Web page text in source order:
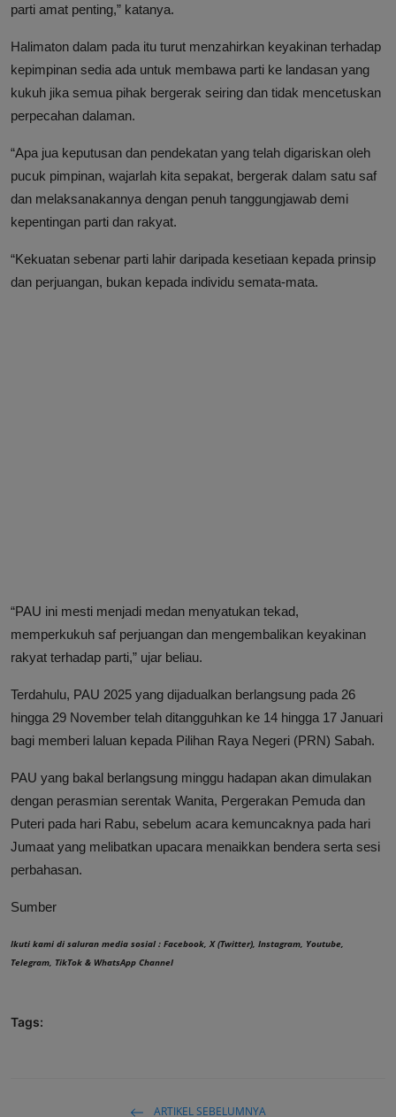
parti amat penting,” katanya.
Halimaton dalam pada itu turut menzahirkan keyakinan terhadap
kepimpinan sedia ada untuk membawa parti ke landasan yang
kukuh jika semua pihak bergerak seiring dan tidak mencetuskan
perpecahan dalaman.
“Apa jua keputusan dan pendekatan yang telah digariskan oleh
pucuk pimpinan, wajarlah kita sepakat, bergerak dalam satu saf
dan melaksanakannya dengan penuh tanggungjawab demi
kepentingan parti dan rakyat.
“Kekuatan sebenar parti lahir daripada kesetiaan kepada prinsip
dan perjuangan, bukan kepada individu semata-mata.
“PAU ini mesti menjadi medan menyatukan tekad,
memperkukuh saf perjuangan dan mengembalikan keyakinan
rakyat terhadap parti,” ujar beliau.
Terdahulu, PAU 2025 yang dijadualkan berlangsung pada 26
hingga 29 November telah ditangguhkan ke 14 hingga 17 Januari
bagi memberi laluan kepada Pilihan Raya Negeri (PRN) Sabah.
PAU yang bakal berlangsung minggu hadapan akan dimulakan
dengan perasmian serentak Wanita, Pergerakan Pemuda dan
Puteri pada hari Rabu, sebelum acara kemuncaknya pada hari
Jumaat yang melibatkan upacara menaikkan bendera serta sesi
perbahasan.
Sumber
Ikuti kami di saluran media sosial : Facebook X (Twitter) Instagram Youtube
Telegram TikTok & WhatsApp Channel
Tags:
ARTIKEL SEBELUMNYA